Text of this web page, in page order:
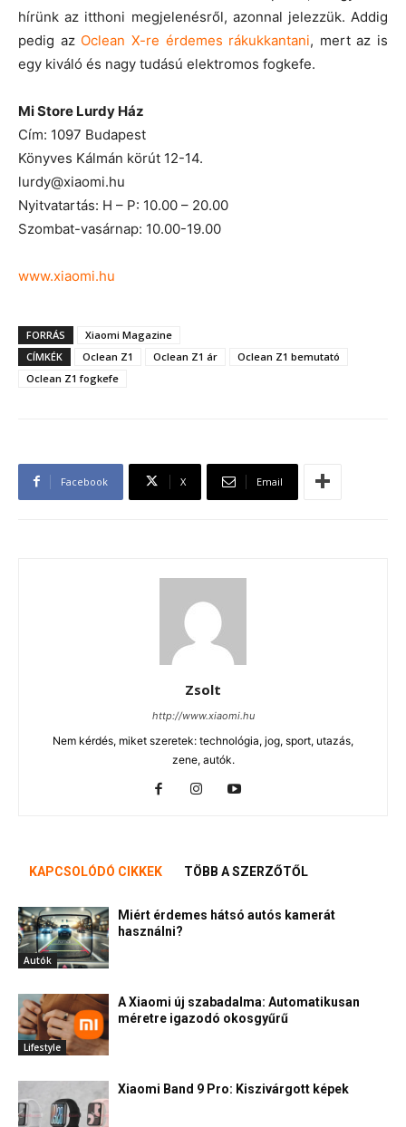
hírünk az itthoni megjelenésről, azonnal jelezzük. Addig
pedig az Oclean X-re érdemes rákukkantani, mert az is
egy kiváló és nagy tudású elektromos fogkefe.
Mi Store Lurdy Ház
Cím: 1097 Budapest
Könyves Kálmán körút 12-14.
lurdy@xiaomi.hu
Nyitvatartás: H – P: 10.00 – 20.00
Szombat-vasárnap: 10.00-19.00
www.xiaomi.hu
FORRÁS
Xiaomi Magazine
CÍMKÉK
Oclean Z1 Oclean Z1 ár
Oclean Z1 bemutató
Oclean Z1 fogkefe
Facebook X Email
Zsolt
http://www.xiaomi.hu
Nem kérdés, miket szeretek: technológia, jog, sport, utazás,
zene, autók.
KAPCSOLÓDÓ CIKKEK TÖBB A SZERZŐTŐL
Autók
Miért érdemes hátsó autós kamerát
használni?
Lifestyle
A Xiaomi új szabadalma: Automatikusan
méretre igazodó okosgyűrű
Xiaomi Band 9 Pro: Kiszivárgott képek